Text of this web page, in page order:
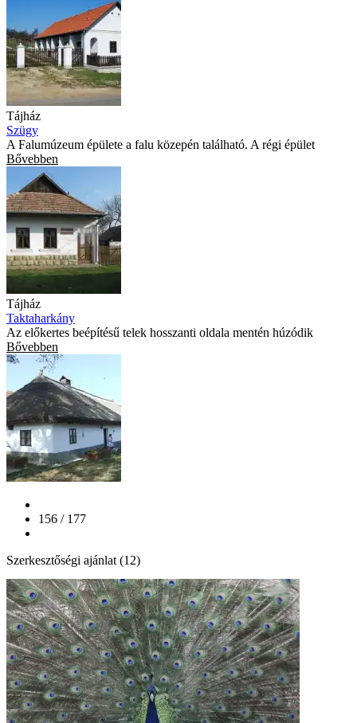
Tájház
Szügy
A Falumúzeum épülete a falu közepén található. A régi épület
Bővebben
Tájház
Taktaharkány
Az előkertes beépítésű telek hosszanti oldala mentén húzódik
Bővebben
156 / 177
Szerkesztőségi ajánlat (12)